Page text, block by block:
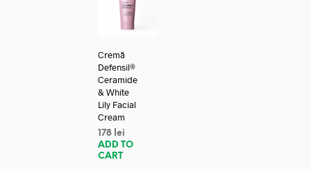
Cremă
Defensil®
Ceramide
& White
Lily Facial
Cream
178 lei
ADD TO
CART